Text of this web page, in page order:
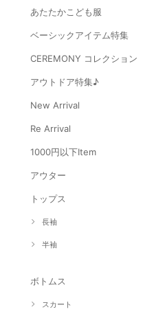
あたたかこども服
ベーシックアイテム特集
CEREMONY コレクション
アウトドア特集♪
New Arrival
Re Arrival
1000円以下Item
アウター
トップス
長袖
半袖
ボトムス
スカート